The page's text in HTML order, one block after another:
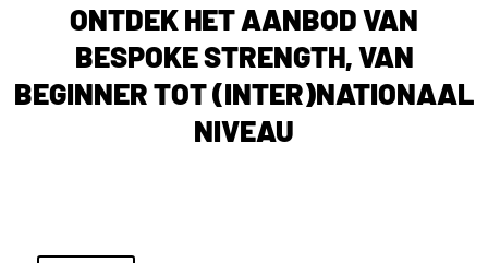
ONTDEK HET AANBOD VAN
BESPOKE STRENGTH, VAN
BEGINNER TOT (INTER)NATIONAAL
NIVEAU